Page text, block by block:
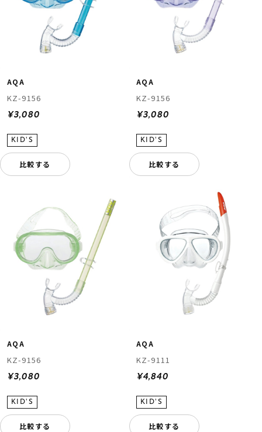
AQA
KZ-9156
¥3,080
比較する
AQA
KZ-9156
¥3,080
比較する
AQA
KZ-9156
¥3,080
比較する
AQA
KZ-9111
¥4,840
比較する